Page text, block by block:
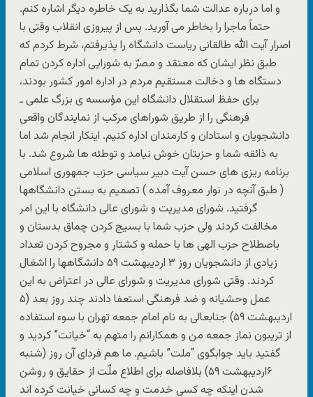
و اما درباره عدالت شما بگذارید به یک خاطره دیگر اشاره کنم.
حتماً ماجرا را بخاطر می آورید. پس از پیروزی انقلاب وقتی با
اصرار آیت الله طالقانی ریاست دانشگاه را پذیرفتم، شرط کردم که
طبق نظر ایشان که معتقد و مصرّ به شورایی اداره کردن تمام
دستگاه ها و دخالت مستقیم مردم در اداره امور کشور بودند،
برای حفظ استقلال دانشگاه این مؤسسه ی بزرگ علمی ـ
فرهنگی را از طریق شوراهای مرکب از نمایندگان واقعی
دانشجویان و استادان و کارمندان اداره کنیم. اینکار انجام شد اما
به ذائقه شما و حزبتان خوش نیامد و توطئه ها شروع شد. با
برنامه ریزی های حسن آیت دبیر سیاسی حزب جمهوری اسلامی
( طبق آنچه در نوار معروف آمده ) تصمیم به بستن دانشگاهها
گرفتید. شورای مدیریت و شورای عالی دانشگاه با این امر
مخالفت کردند ولی حزب شما با بسیج کردن چماق بدستان و
باصطلاح حزب الهی ها با حمله و کشتار و مجروح کردن تعداد
زیادی از دانشجویان روز ۳ اردیبهشت ۵۹ دانشگاهها را اشغال
کردند. وقتی شورای مدیریت و شورای عالی در اعتراض به این
عمل وحشیانه و ضد فرهنگی استعفا دادند چند روز بعد (۵
اردیبهشت ۵۹) جنابعالی به نام امام جمعه تهران با سوء استفاده
از تریبون نماز جمعه من و همکارانم را متهم به “خیانت” کردید و
گفتید باید جوابگوی “ملت” باشیم. ما هم فردای آن روز (شنبه
۶اردیبهشت ۵۹) بلافاصله برای اطلاع ملّت از حقایق و روشن
شدن اینکه چه کسی خدمت و چه کسانی خیانت کرده اند